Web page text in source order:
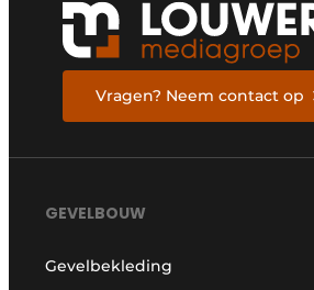
Vragen? Neem contact op
GEVELBOUW
Gevelbekleding